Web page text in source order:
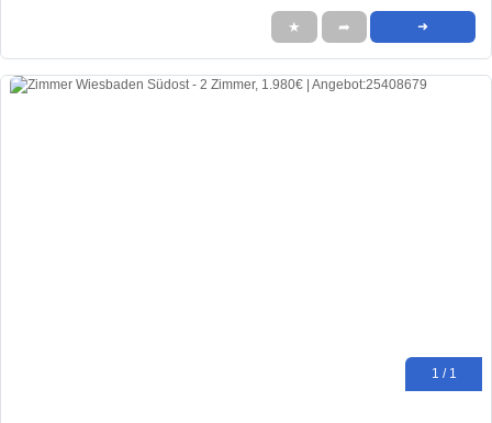
★ ➦ ➜
1 / 1